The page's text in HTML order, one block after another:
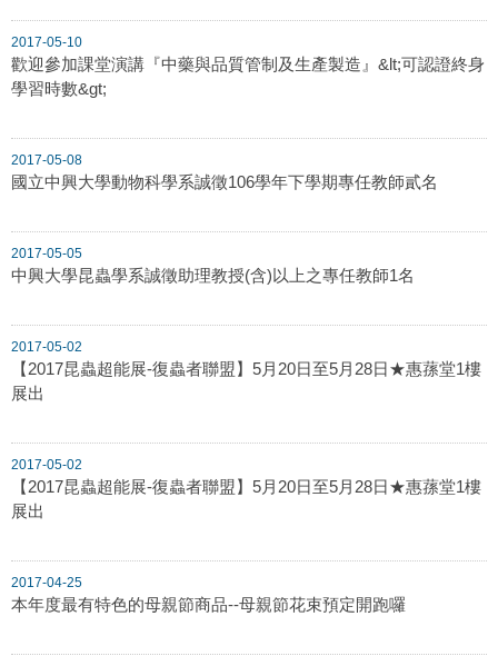
2017-05-10
歡迎參加課堂演講『中藥與品質管制及生產製造』&lt;可認證終身
學習時數&gt;
2017-05-08
國立中興大學動物科學系誠徵106學年下學期專任教師貳名
2017-05-05
中興大學昆蟲學系誠徵助理教授(含)以上之專任教師1名
2017-05-02
【2017昆蟲超能展-復蟲者聯盟】5月20日至5月28日★惠蓀堂1樓
展出
2017-05-02
【2017昆蟲超能展-復蟲者聯盟】5月20日至5月28日★惠蓀堂1樓
展出
2017-04-25
本年度最有特色的母親節商品--母親節花束預定開跑囉